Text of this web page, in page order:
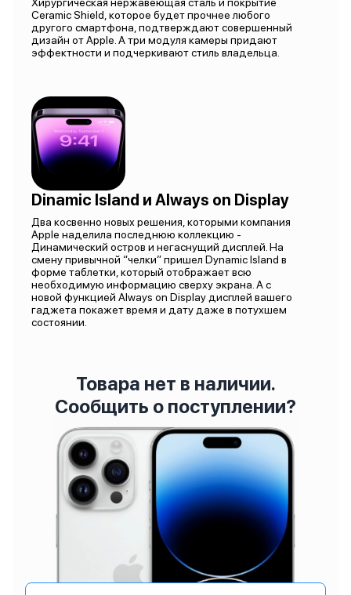
Ceramic Shield, которое будет прочнее любого
другого смартфона, подтверждают совершенный
дизайн от Apple. А три модуля камеры придают
эффектности и подчеркивают стиль владельца.
Dinamic Island и Always on Display
Два косвенно новых решения, которыми компания
Apple наделила последнюю коллекцию -
Динамический остров и негаснущий дисплей. На
смену привычной “челки” пришел Dynamic Island в
форме таблетки, который отображает всю
необходимую информацию сверху экрана. А с
новой функцией Always on Display дисплей вашего
гаджета покажет время и дату даже в потухшем
состоянии.
Товара нет в наличии.
Сообщить о поступлении?